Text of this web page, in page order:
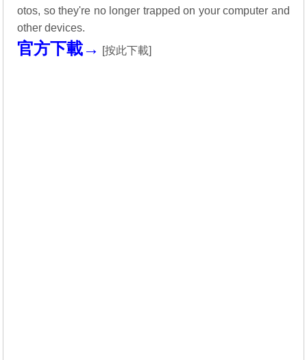
otos, so they're no longer trapped on your computer and
other devices.
官方下載→ [按此下載]